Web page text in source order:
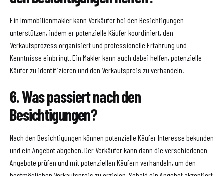
Ein Immobilienmakler kann Verkäufer bei den Besichtigungen
unterstützen, indem er potenzielle Käufer koordiniert, den
Verkaufsprozess organisiert und professionelle Erfahrung und
Kenntnisse einbringt. Ein Makler kann auch dabei helfen, potenzielle
Käufer zu identifizieren und den Verkaufspreis zu verhandeln.
6. Was passiert nach den
Besichtigungen?
Nach den Besichtigungen können potenzielle Käufer Interesse bekunden
und ein Angebot abgeben. Der Verkäufer kann dann die verschiedenen
Angebote prüfen und mit potenziellen Käufern verhandeln, um den